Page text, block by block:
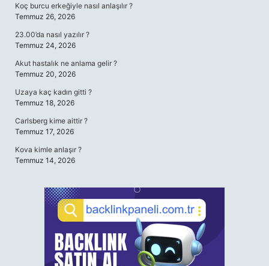
Koç burcu erkeğiyle nasıl anlaşılır ?
Temmuz 26, 2026
23.00’da nasıl yazılır ?
Temmuz 24, 2026
Akut hastalık ne anlama gelir ?
Temmuz 20, 2026
Uzaya kaç kadın gitti ?
Temmuz 18, 2026
Carlsberg kime aittir ?
Temmuz 17, 2026
Kova kimle anlaşır ?
Temmuz 14, 2026